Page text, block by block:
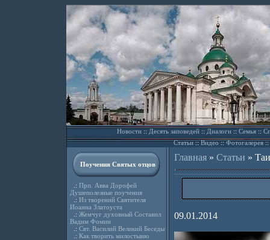
Новости::Десять заповедей::Диалоги::Семья::
Статьи::Видео ::Фотогалерея::
Поучения Святых отцов
.: Прп. Авва Дорофей
Душеполезные поучения
.: Из творений Святителя
Иоанна Златоуста
.: Жемчуг духовный Составил
Вадим Фомин
.: Свт. Василий Великий Беседы
.: Как творить милостыню
Главная» Статьи »
09.01.2014